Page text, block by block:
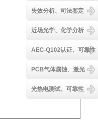
失效分析、司法鉴定
近场光学、化学分析
AEC-Q102认证、可靠性
PCB气体腐蚀、激光
光热电测试、可靠性